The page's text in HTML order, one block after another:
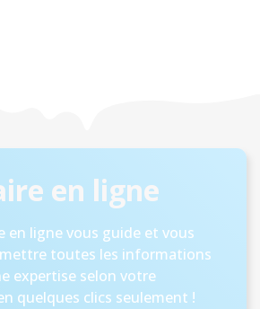
en ligne
en ligne vous guide et vous
toutes les informations
expertise selon votre
quelques clics seulement !